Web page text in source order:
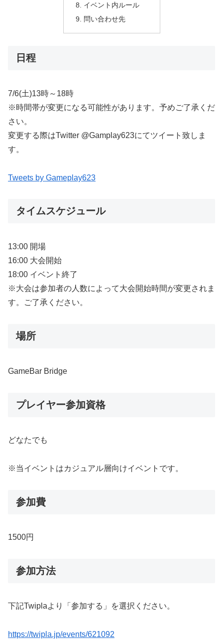
イベント内ルール
問い合わせ先
日程
7/6(土)13時～18時
※時間帯が変更になる可能性があります。予めご了承くだ
さい。
変更する際はTwitter @Gamplay623にてツイート致しま
す。
Tweets by Gameplay623
タイムスケジュール
13:00 開場
16:00 大会開始
18:00 イベント終了
※大会は参加者の人数によって大会開始時間が変更されま
す。ご了承ください。
場所
GameBar Bridge
プレイヤー参加資格
どなたでも
※当イベントはカジュアル層向けイベントです。
参加費
1500円
参加方法
下記Twiplaより「参加する」を選択ください。
https://twipla.jp/events/621092